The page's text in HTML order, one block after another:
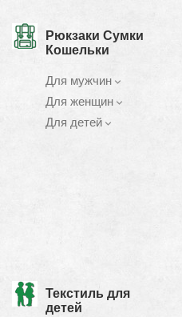
Рюкзаки Cумки
Кошельки
Для мужчин
Для женщин
Для детей
Текстиль для
детей